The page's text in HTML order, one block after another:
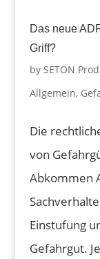
Das neue
Griff?
by SETON
Allgemein,
Die
von
Abkommen
Einstufung
Gefahrgut.